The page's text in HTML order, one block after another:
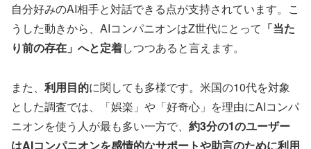
自分好みのAI相手と対話できる点が支持されています。こ
うした動きから、AIコンパニオンはZ世代にとって 「当た
り前の存在」へと定着しつつあると言えます。
また、 利用目的に関しても多様です。米国の10代を対象
とした調査では、「娯楽」や「好奇心」を理由にAIコンパ
ニオンを使う人が最も多い一方で、 約3分の1のユーザー
はAIコンパニオンを感情的なサポートや助言のために利用